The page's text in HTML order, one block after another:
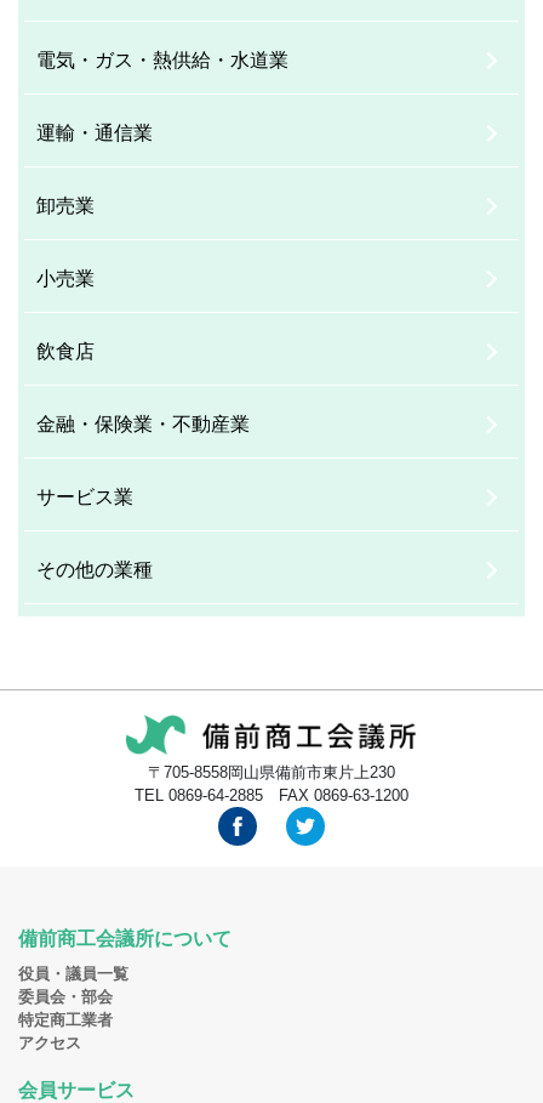
電気・ガス・熱供給・水道業
運輸・通信業
卸売業
小売業
飲食店
金融・保険業・不動産業
サービス業
その他の業種
〒705-8558岡山県備前市東片上230
TEL 0869-64-2885 FAX 0869-63-1200
備前商工会議所について
役員・議員一覧
委員会・部会
特定商工業者
アクセス
会員サービス